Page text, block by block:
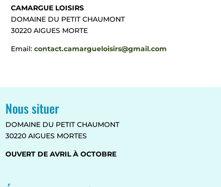
CAMARGUE LOISIRS
DOMAINE DU PETIT CHAUMONT
30220 AIGUES MORTE
Email:contact.camargueloisirs@gmail.com
Nous situer
DOMAINE DU PETIT CHAUMONT
30220 AIGUES MORTES
OUVERT DE AVRIL À OCTOBRE